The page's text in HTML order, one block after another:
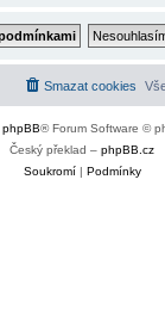
Smazat cookies
phpBB® Forum Software ©
Český překlad – phpBB.cz
Soukromí| Podmínky